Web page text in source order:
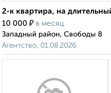
2-к квартира, на
10 000 ₽ в месяц
Западный район, Свободы 8
Агентство, 01.08.2026